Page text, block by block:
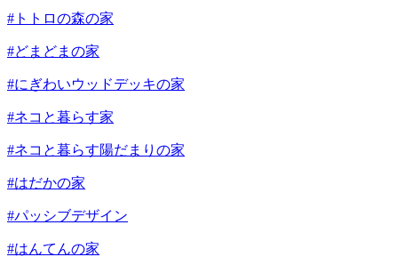
#トトロの森の家
#どまどまの家
#にぎわいウッドデッキの家
#ネコと暮らす家
#ネコと暮らす陽だまりの家
#はだかの家
#パッシブデザイン
#はんてんの家